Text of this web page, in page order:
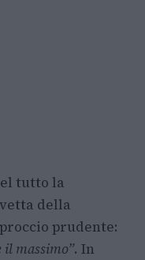
tutto la
della
prudente:
il massimo”. In